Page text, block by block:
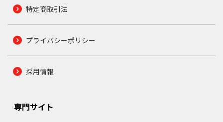
特定商取引法
プライバシーポリシー
採用情報
専門サイト